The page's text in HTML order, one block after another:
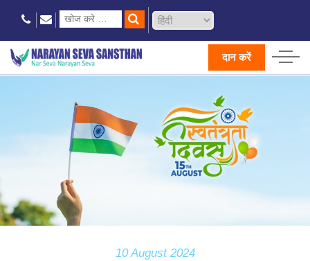
दान करें
10 August 2024